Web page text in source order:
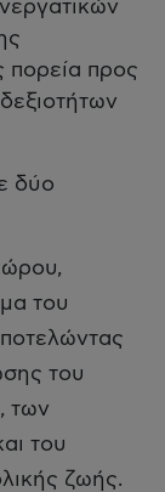
πορεία προς
δύο
του
του
των
του
ζωής.